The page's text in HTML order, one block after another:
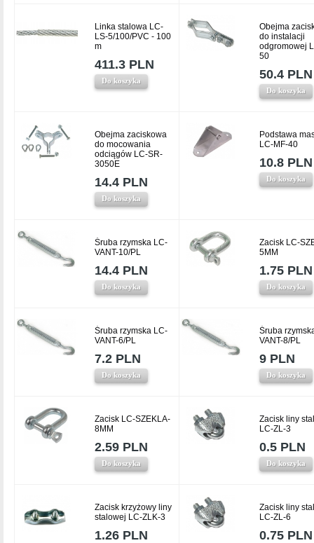
Linka stalowa LC-
LS-5/100/PVC - 100
m
411.3 PLN
Do koszyka
Obejma
do instalacji
odgromowej
50
50.4 PLN
Do koszyka
Obejma zaciskowa
do mocowania
odciągów LC-SR-
3050E
14.4 PLN
Do koszyka
Podstawa
LC-MF-40
10.8 PLN
Do koszyka
Śruba rzymska LC-
VANT-10/PL
14.4 PLN
Do koszyka
Zacisk LC-
5MM
1.75 PLN
Do koszyka
Śruba rzymska LC-
VANT-6/PL
7.2 PLN
Do koszyka
Śruba
VANT-8/PL
9 PLN
Do koszyka
Zacisk LC-SZEKLA-
8MM
2.59 PLN
Do koszyka
Zacisk liny
LC-ZL-3
0.5 PLN
Do koszyka
Zacisk krzyżowy liny
stalowej LC-ZLK-3
1.26 PLN
Zacisk liny
LC-ZL-6
0.75 PLN